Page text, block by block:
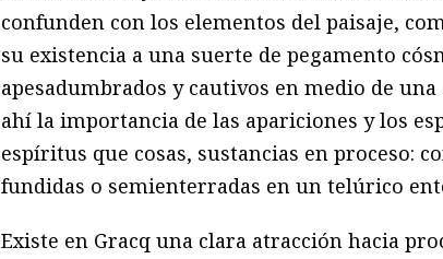
confunden con los elementos del paisaje,
su existencia a una suerte de pegamento
apesadumbrados y cautivos en medio de
ahí la importancia de las apariciones y los
espíritus que cosas, sustancias en proceso:
fundidas o semienterradas en un telúrico
Existe en Gracq una clara atracción hacia